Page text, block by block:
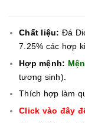
Chất liệu: Đá
7.25% các hợp
Hợp mệnh:
tương sinh).
Thích hợp làm
Click vào đây